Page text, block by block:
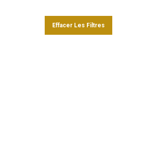
Effacer Les Filtres